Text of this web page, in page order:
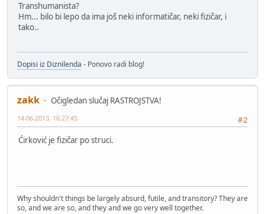
Transhumanista?
Hm... bilo bi lepo da ima još neki informatičar, neki fizičar, i
tako..
Dopisi iz Diznilenda - Ponovo radi blog!
zakk
Očigledan slučaj RASTROJSTVA!
#2
14-06-2013, 16:27:45
Ćirković je fizičar po struci.
Why shouldn't things be largely absurd, futile, and transitory? They are
so, and we are so, and they and we go very well together.